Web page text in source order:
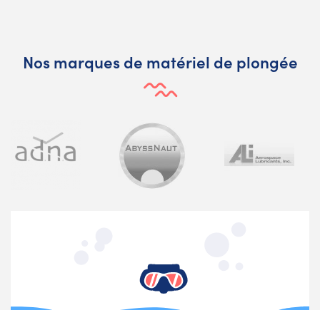
Nos marques de matériel de plongée